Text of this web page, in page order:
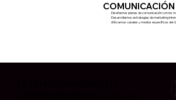
Diseñamos planes de comunicación con los
Desarrollamos estrategias de marketing
Utilizamos canales y medios específicos del